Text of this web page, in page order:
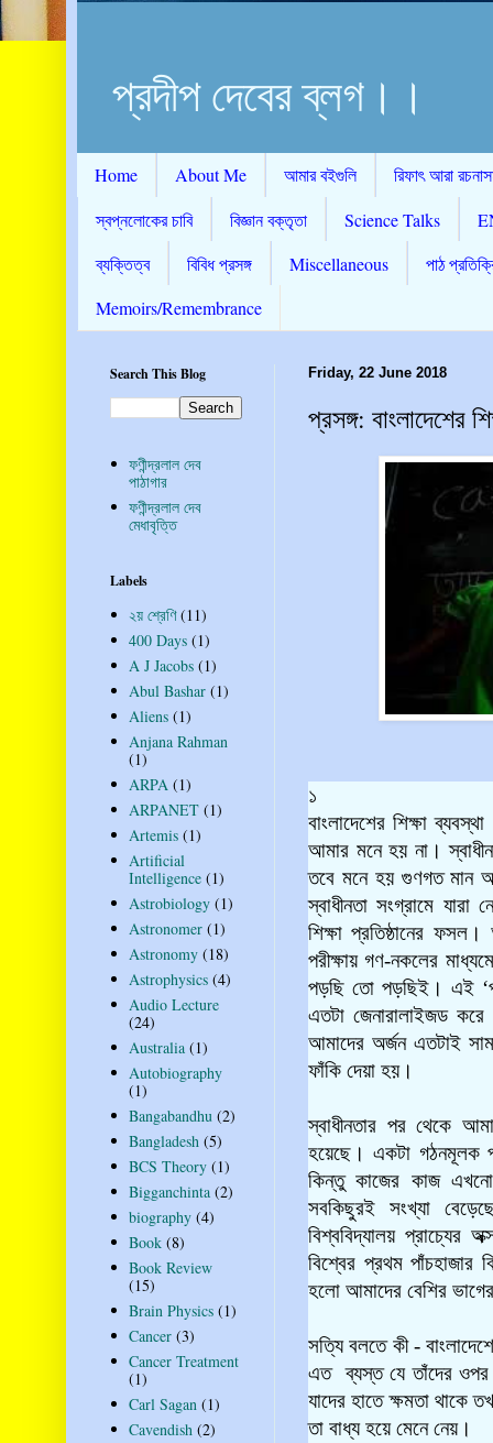
প্রদীপ দেবের ব্লগ।।
Home About Me আমার বইগুলি
রিফাৎ আরা
স্বপ্নলোকের চাবি
বিজ্ঞান বক্তৃতা Science Talks
ব্যক্তিত্ব
বিবিধ প্রসঙ্গ Miscellaneous
পাঠ
Memoirs/Remembrance
Friday, 22 June 2018
প্রসঙ্গ: বাংলাদেশের
১
বাংলাদেশের শিক্ষা
আমার মনে হয় না।
তবে মনে হয় গুণগত মান
স্বাধীনতা সংগ্রামে যারা
শিক্ষা প্রতিষ্ঠানের
পরীক্ষায় গণ-নকলের
পড়ছি তো পড়ছিই। এই ‘
এতটা জেনারালাইজড
আমাদের অর্জন এতটাই
ফাঁকি দেয়া হয়।
স্বাধীনতার পর থেকে
হয়েছে। একটা গঠনমূলক
কিন্তু কাজের কাজ এখনো
সবকিছুরই সংখ্যা
বিশ্ববিদ্যালয় প্রাচ্যের
বিশ্বের প্রথম পাঁচহাজার
হলো আমাদের বেশির
সত্যি বলতে কী -
এত ব্যস্ত যে তাঁদের ওপর
যাদের হাতে ক্ষমতা থাকে
তা বাধ্য হয়ে মেনে নেয়।
Search This Blog
ফণীন্দ্রলাল দেব
পাঠাগার
ফণীন্দ্রলাল দেব
মেধাবৃত্তি
Labels
২য় শ্রেণি (11)
400 Days (1)
A J Jacobs (1)
Abul Bashar (1)
Aliens (1)
Anjana Rahman
(1)
ARPA (1)
ARPANET (1)
Artemis (1)
Artificial
Intelligence (1)
Astrobiology (1)
Astronomer (1)
Astronomy (18)
Astrophysics (4)
Audio Lecture
(24)
Australia (1)
Autobiography
(1)
Bangabandhu (2)
Bangladesh (5)
BCS Theory (1)
Bigganchinta (2)
biography (4)
Book (8)
Book Review
(15)
Brain Physics (1)
Cancer (3)
Cancer Treatment
(1)
Carl Sagan (1)
Cavendish (2)